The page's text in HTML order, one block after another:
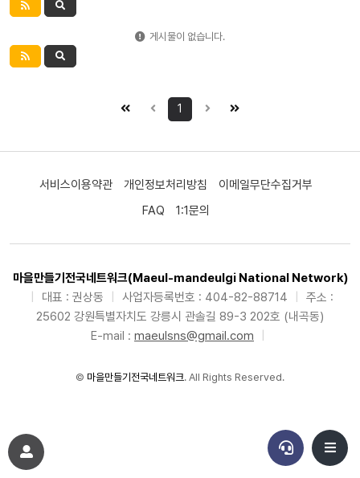
게시물이 없습니다.
1
서비스이용약관 개인정보처리방침
이메일무단수집거부
FAQ
1:1문의
마을만들기전국네트워크(Maeul-mandeulgi National Network)
대표 : 권상동 사업자등록번호 : 404-82-88714
주소 :
25602 강원특별자치도 강릉시 관솔길 89-3 202호 (내곡동)
E-mail : maeulsns@gmail.com
© 마을만들기전국네트워크. All Rights Reserved.